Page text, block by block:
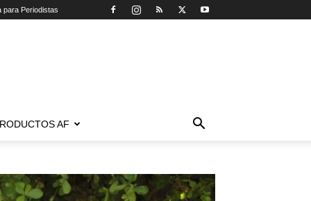
para Periodistas
AF